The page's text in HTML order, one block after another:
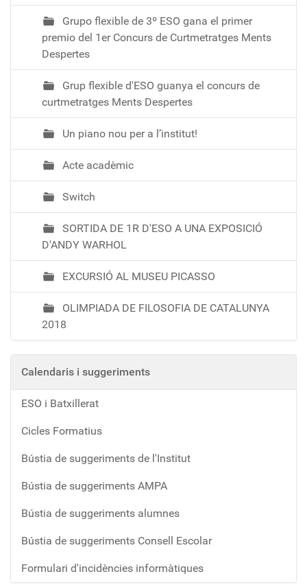
Grupo flexible de 3º ESO gana el primer
premio del 1er Concurs de Curtmetratges Ments
Despertes
Grup flexible d'ESO guanya el concurs de
curtmetratges Ments Despertes
Un piano nou per a l’institut!
Acte acadèmic
Switch
SORTIDA DE 1R D'ESO A UNA EXPOSICIÓ
D'ANDY WARHOL
EXCURSIÓ AL MUSEU PICASSO
OLIMPIADA DE FILOSOFIA DE CATALUNYA
2018
Calendaris i suggeriments
ESO i Batxillerat
Cicles Formatius
Bústia de suggeriments de l'Institut
Bústia de suggeriments AMPA
Bústia de suggeriments alumnes
Bústia de suggeriments Consell Escolar
Formulari d'incidències informàtiques